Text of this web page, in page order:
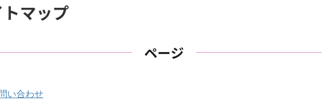
マップ
ページ
い合わせ